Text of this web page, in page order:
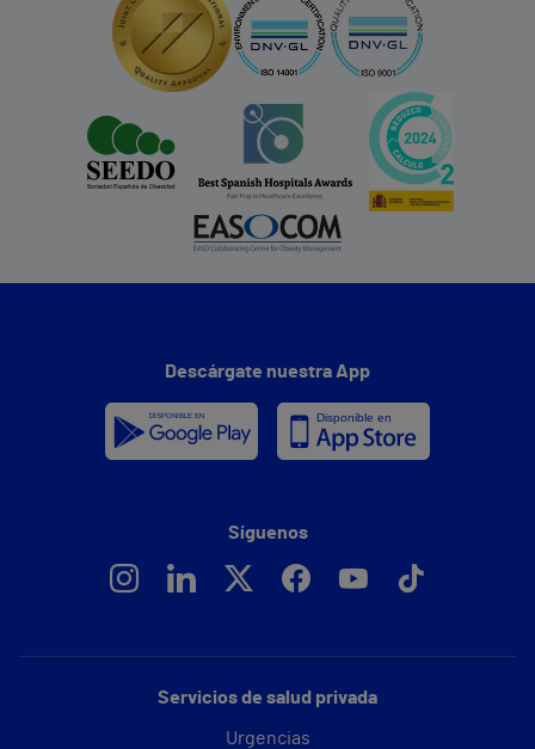
Servicios de salud privada
Urgencias
Descárgate nuestra App
Síguenos